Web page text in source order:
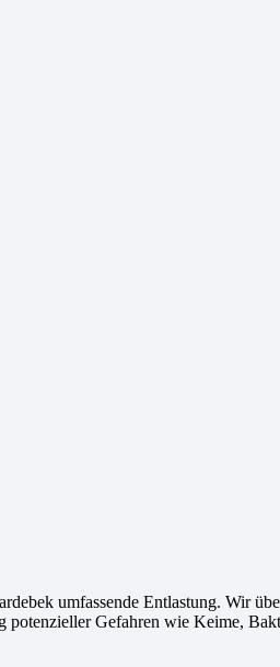
umfassende Entlastung. Wir
potenzieller Gefahren wie Keime,